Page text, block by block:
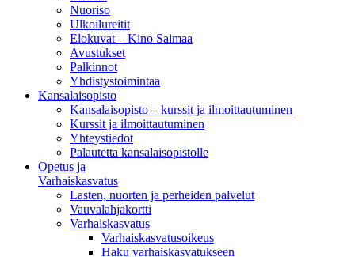
Nuoriso
Ulkoilureitit
Elokuvat – Kino Saimaa
Avustukset
Palkinnot
Yhdistystoimintaa
Kansalaisopisto
Kansalaisopisto – kurssit ja ilmoittautuminen
Kurssit ja ilmoittautuminen
Yhteystiedot
Palautetta kansalaisopistolle
Opetus ja
Varhaiskasvatus
Lasten, nuorten ja perheiden palvelut
Vauvalahjakortti
Varhaiskasvatus
Varhaiskasvatusoikeus
Haku varhaiskasvatukseen